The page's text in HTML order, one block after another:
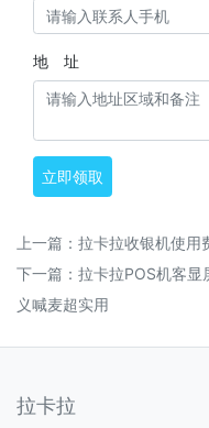
地 址
立即领取
上一篇： 拉卡拉收银机使用
下一篇： 拉卡拉POS机客显
义喊麦超实用
拉卡拉